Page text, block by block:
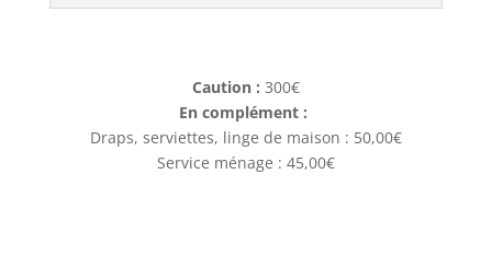
Caution : 300€
En complément :
Draps, serviettes, linge de maison : 50,00€
Service ménage : 45,00€